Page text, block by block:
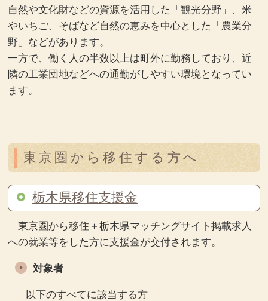
自然や文化財などの資源を活用した「観光分野」、米
やいちご、そばなど自然の恵みを中心とした「農業分
野」などがあります。
一方で、働く人の半数以上は町外に勤務しており、近
隣の工業団地などへの通勤がしやすい環境となってい
ます。
東京圏から移住する方へ
栃木県移住支援金
東京圏から移住＋栃木県マッチングサイト掲載求人
への就業等をした方に支援金が交付されます。
対象者
以下のすべてに該当する方